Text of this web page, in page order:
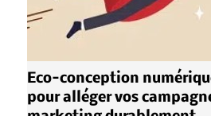
Eco-conception
pour alléger vos